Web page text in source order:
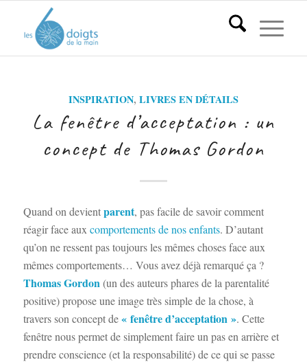
INSPIRATION, LIVRES EN DÉTAILS
La fenêtre d’acceptation : un
concept de Thomas Gordon
Quand on devientparent, pas facile de savoir comment
réagir face aux comportements de nos enfants. D’autant
qu’on ne ressent pas toujours les mêmes choses face aux
mêmes comportements… Vous avez déjà remarqué ça ?
Thomas Gordon (un des auteurs phares de la parentalité
positive) propose une image très simple de la chose, à
travers son concept de« fenêtre d’acceptation ». Cette
fenêtre nous permet de simplement faire un pas en arrière et
prendre conscience (et la responsabilité) de ce qui se passe